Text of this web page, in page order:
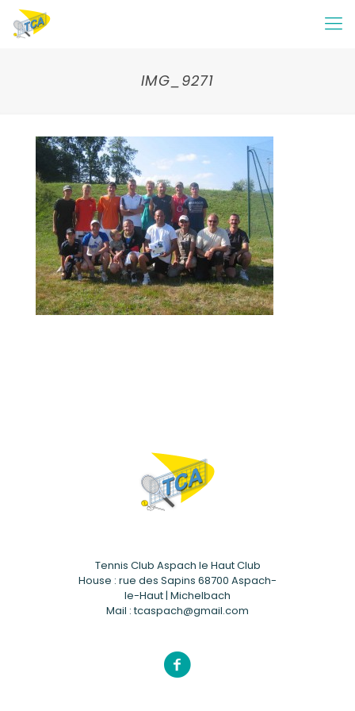
IMG_9271
Tennis Club Aspach le Haut Club
House : rue des Sapins 68700 Aspach-
le-Haut | Michelbach
Mail : tcaspach@gmail.com